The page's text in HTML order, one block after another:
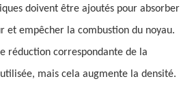
doivent être ajoutés pour absorber
et empêcher la combustion du noyau.
réduction correspondante de la
mais cela augmente la densité.